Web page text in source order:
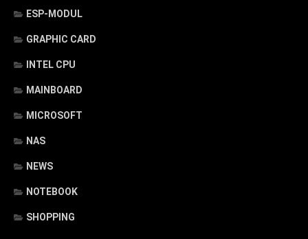
ESP-MODUL
GRAPHIC CARD
INTEL CPU
MAINBOARD
MICROSOFT
NAS
NEWS
NOTEBOOK
SHOPPING